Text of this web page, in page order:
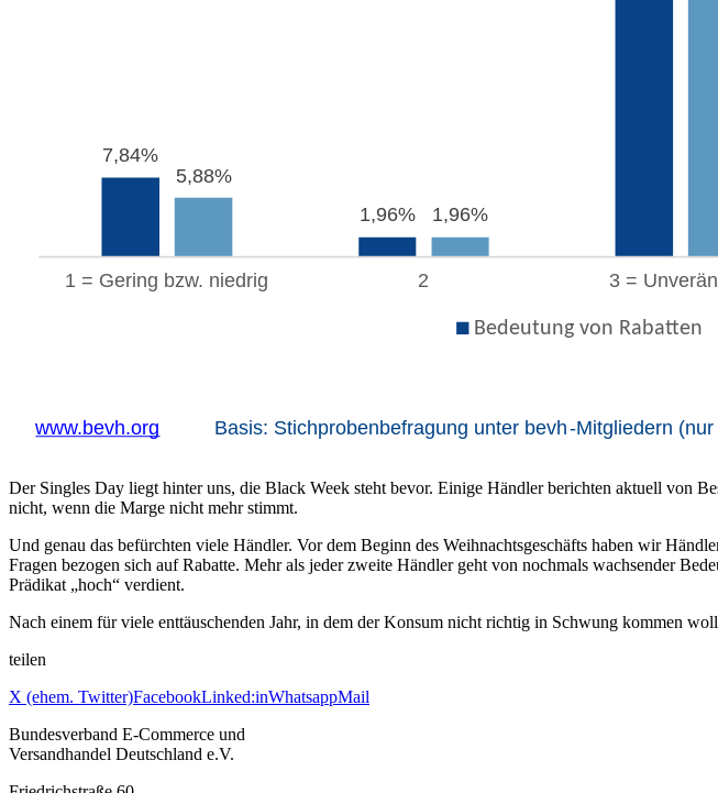
Der Singles Day liegt hinter uns, die Black Week steht bevor. Einige Händler berichten aktuell von
nicht, wenn die Marge nicht mehr stimmt.
Und genau das befürchten viele Händler. Vor dem Beginn des Weihnachtsgeschäfts haben wir
Fragen bezogen sich auf Rabatte. Mehr als jeder zweite Händler geht von nochmals wachsender
Prädikat „hoch“ verdient.
Nach einem für viele enttäuschenden Jahr, in dem der Konsum nicht richtig in Schwung kommen
teilen
X (ehem. Twitter)FacebookLinked:inWhatsappMail
Bundesverband E-Commerce und
Versandhandel Deutschland e.V.